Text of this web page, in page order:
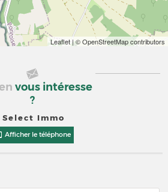
Leaflet| © OpenStreetMap contributors
vous intéresse
?
Select Immo
Afficher le téléphone